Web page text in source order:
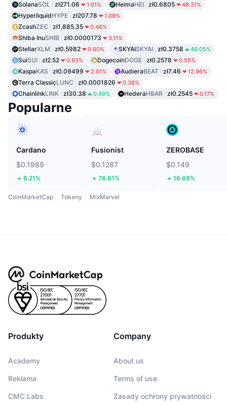
SolanaSOL zł271.06 1.01% HeimaHEI zł0.6805 48.31%
HyperliquidHYPE zł207.78 1.08%
ZcashZEC zł1,885.35 0.46%
Shiba InuSHIB zł0.0000173 3.11%
StellarXLM zł0.5982 0.80% SKYAISKYAI zł0.3758 46.05%
SuiSUI zł2.52 0.93% DogecoinDOGE zł0.2578 0.55%
KaspaKAS zł0.09499 2.01% AudieraBEAT zł7.46 12.96%
Terra ClassicLUNC zł0.0001826 0.38%
ChainlinkLINK zł30.38 0.49% HederaHBAR zł0.2545 0.17%
Popularne
Cardano
$0.1989
6.21%
Fusionist
$0.1287
76.81%
ZEROBASE
$0.149
16.69%
CoinMarketCap Tokeny MixMarvel
Produkty
Academy
Reklama
CMC Labs
Company
About us
Terms of use
Zasady ochrony prywatności